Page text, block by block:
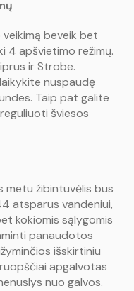
beveik bet
4 apšvietimo režimų.
ir Strobe.
nuspaudę
Taip pat galite
šviesos
metu žibintuvėlis bus
atsparus vandeniui,
kokiomis sąlygomis
panaudotos
išskirtiniu
apgalvotas
nuo galvos.